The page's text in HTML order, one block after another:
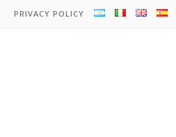
PRIVACY POLICY